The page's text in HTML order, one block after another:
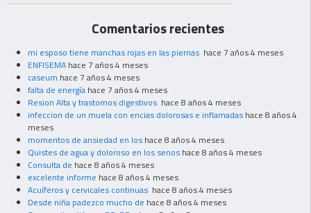
Comentarios recientes
mi esposo tiene manchas rojas en las piernas hace 7 años 4 meses
ENFISEMA hace 7 años 4 meses
caseum hace 7 años 4 meses
falta de energía hace 7 años 4 meses
Resion Alta y trastornos digestivos hace 8 años 4 meses
infeccion de un muela con encias dolorosas e inflamadas hace 8 años 4
meses
momentos de ansiedad en los hace 8 años 4 meses
Quistes de agua y doloroso en los senos hace 8 años 4 meses
Consulta de hace 8 años 4 meses
excelente informe hace 8 años 4 meses
Acuíferos y cervicales continuas hace 8 años 4 meses
Desde niña padezco mucho de hace 8 años 4 meses